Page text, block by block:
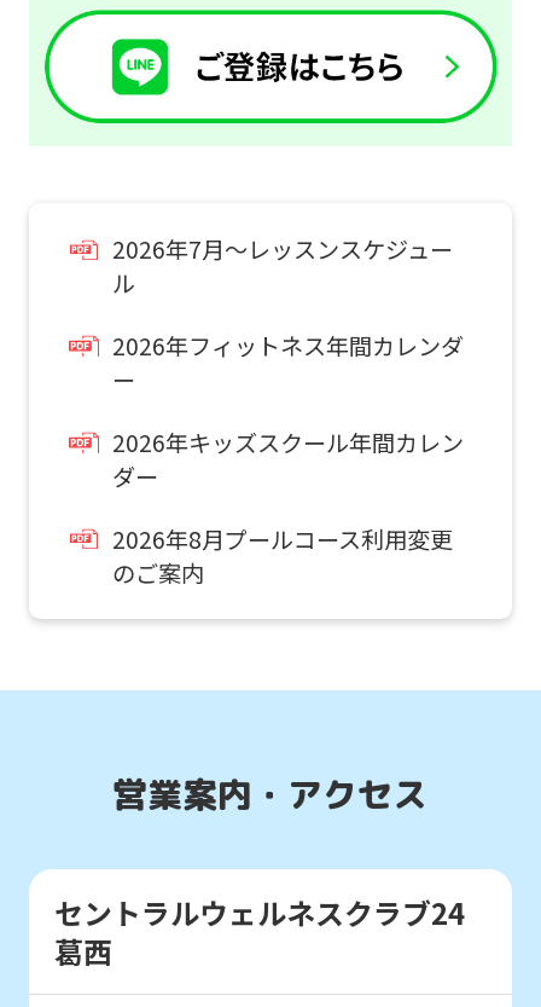
2026年7月～レッスンスケジュー
ル
2026年フィットネス年間カレンダ
ー
2026年キッズスクール年間カレン
ダー
2026年8月プールコース利用変更
のご案内
営業案内・アクセス
セントラルウェルネスクラブ24
葛西
For
foreigners
automatically
into
English.
the